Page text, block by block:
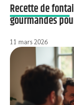
Recette de
gourmandes
11 mars 2026